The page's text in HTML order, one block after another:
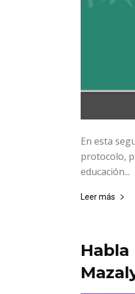
En esta
protocolo,
educación...
Leer más